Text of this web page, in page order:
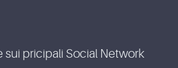
sui pricipali Social Network